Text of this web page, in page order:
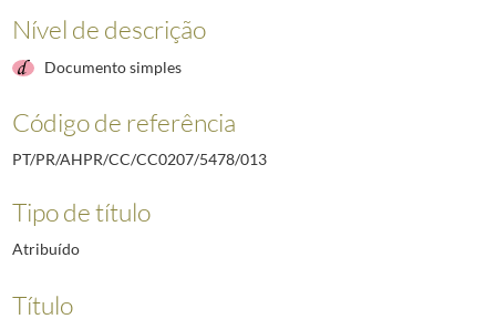
Nível de descrição
Documento simples
Código de referência
PT/PR/AHPR/CC/CC0207/5478/013
Tipo de título
Atribuído
Título